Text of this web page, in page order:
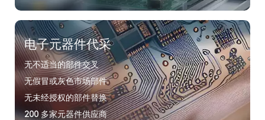
电子元器件代采
无不适当的部件交叉
无假冒或灰色市场部件
无未经授权的部件替换
200 多家元器件供应商